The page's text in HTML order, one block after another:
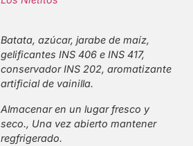
Batata, azúcar, jarabe de maíz,
gelificantes INS 406 e INS 417,
conservador INS 202, aromatizante
artificial de vainilla.
Almacenar en un lugar fresco y
seco., Una vez abierto mantener
regfrigerado.